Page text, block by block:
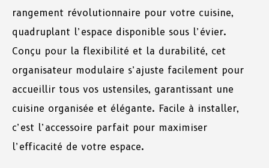
rangement révolutionnaire pour votre cuisine,
quadruplant l’espace disponible sous l’évier.
Conçu pour la flexibilité et la durabilité, cet
organisateur modulaire s’ajuste facilement pour
accueillir tous vos ustensiles, garantissant une
cuisine organisée et élégante. Facile à installer,
c’est l’accessoire parfait pour maximiser
l’efficacité de votre espace.